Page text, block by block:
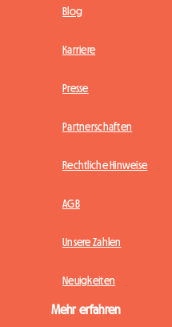
Blog
Karriere
Presse
Partnerschaften
Rechtliche Hinweise
AGB
Unsere Zahlen
Neuigkeiten
Mehr erfahren